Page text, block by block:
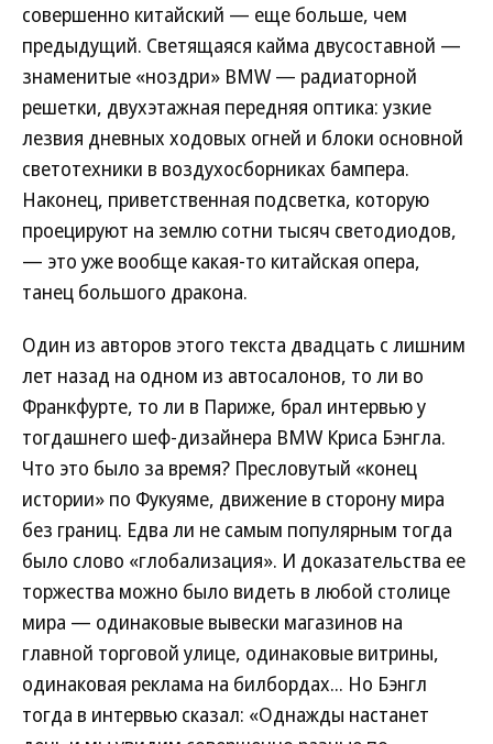
совершенно китайский — еще больше, чем
предыдущий. Светящаяся кайма двусоставной —
знаменитые «ноздри» BMW — радиаторной
решетки, двухэтажная передняя оптика: узкие
лезвия дневных ходовых огней и блоки основной
светотехники в воздухосборниках бампера.
Наконец, приветственная подсветка, которую
проецируют на землю сотни тысяч светодиодов,
— это уже вообще какая-то китайская опера,
танец большого дракона.
Один из авторов этого текста двадцать с лишним
лет назад на одном из автосалонов, то ли во
Франкфурте, то ли в Париже, брал интервью у
тогдашнего шеф-дизайнера BMW Криса Бэнгла.
Что это было за время? Пресловутый «конец
истории» по Фукуяме, движение в сторону мира
без границ. Едва ли не самым популярным тогда
было слово «глобализация». И доказательства ее
торжества можно было видеть в любой столице
мира — одинаковые вывески магазинов на
главной торговой улице, одинаковые витрины,
одинаковая реклама на билбордах... Но Бэнгл
тогда в интервью сказал: «Однажды настанет